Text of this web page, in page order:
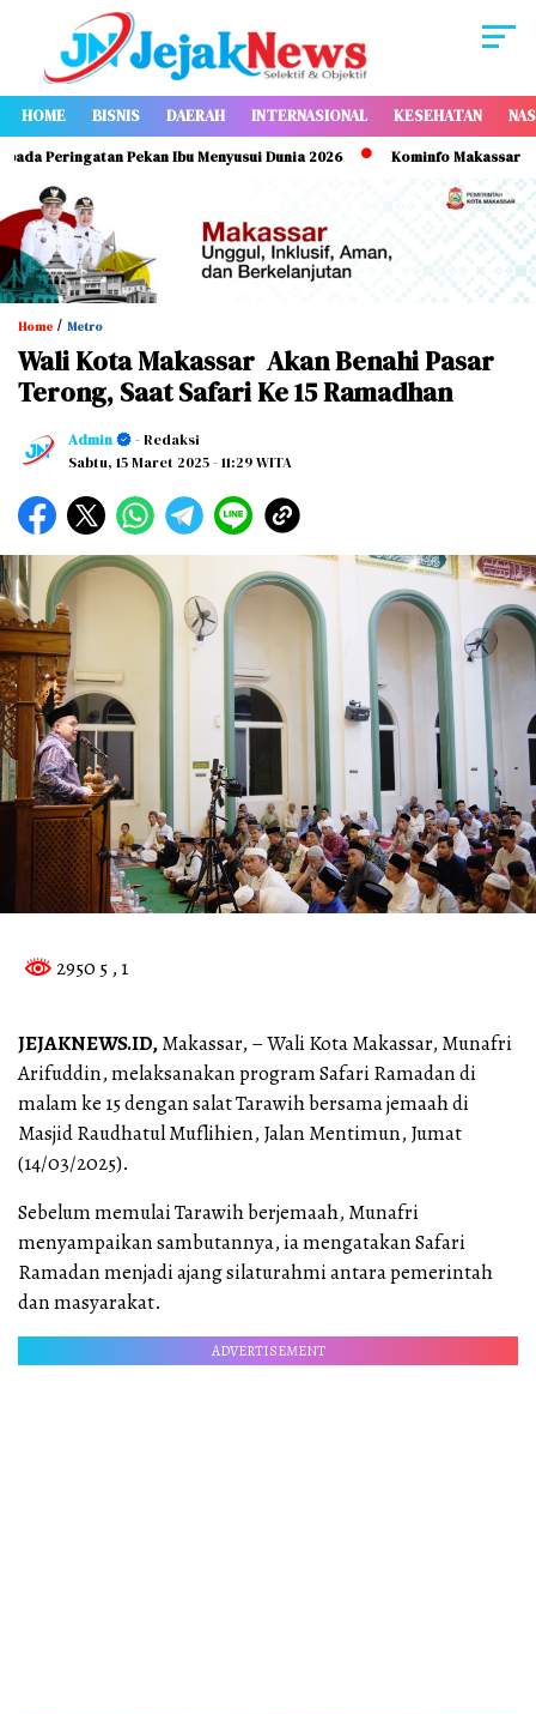
HOME BISNIS DAERAH INTERNASIONAL KESEHATAN
Pekan Ibu Menyusui Dunia 2026 Kominfo Makassar
Home / Metro
Wali Kota Makassar Akan Benahi Pasar
Terong, Saat Safari Ke 15 Ramadhan
Admin
- Redaksi
Sabtu, 15 Maret 2025- 11:29 WITA
2950 5 , 1
JEJAKNEWS.ID,Makassar, – Wali Kota Makassar, Munafri
Arifuddin, melaksanakan program Safari Ramadan di
malam ke 15 dengan salat Tarawih bersama jemaah di
Masjid Raudhatul Muflihien, Jalan Mentimun, Jumat
(14/03/2025).
Sebelum memulai Tarawih berjemaah, Munafri
menyampaikan sambutannya, ia mengatakan Safari
Ramadan menjadi ajang silaturahmi antara pemerintah
dan masyarakat.
ADVERTISEMENT